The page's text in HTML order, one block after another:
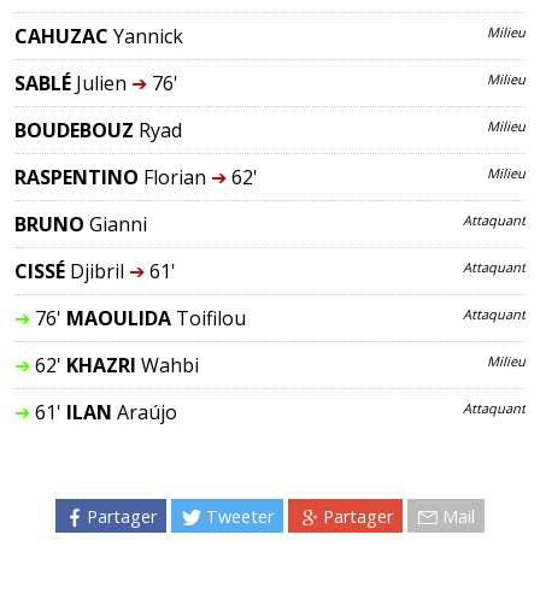
CAHUZAC Yannick Milieu
SABLÉ Julien ➔76' Milieu
BOUDEBOUZ Ryad Milieu
RASPENTINO Florian ➔62' Milieu
BRUNO Gianni Attaquant
CISSÉ Djibril ➔61' Attaquant
➔76' MAOULIDA Toifilou Attaquant
➔62' KHAZRI Wahbi Milieu
➔61' ILAN Araújo Attaquant
Partager Tweeter Partager Mail